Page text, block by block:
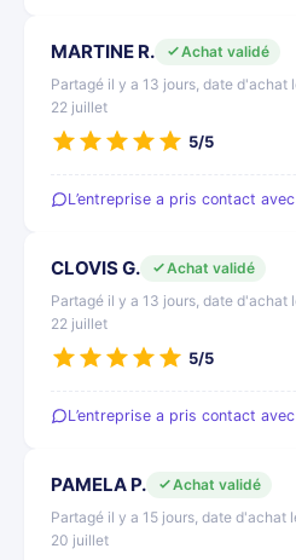
MARTINE R.
Achat validé
Partagé il y a 13 jours, date d'achat
22 juillet
5/5
L’entreprise a pris contact
CLOVIS G.
Achat validé
Partagé il y a 13 jours, date d'achat
22 juillet
5/5
L’entreprise a pris contact
PAMELA P.
Achat validé
Partagé il y a 15 jours, date d'achat
20 juillet